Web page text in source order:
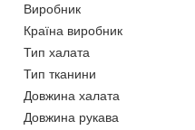
Виробник
Країна виробник
Тип халата
Тип тканини
Довжина халата
Довжина рукава